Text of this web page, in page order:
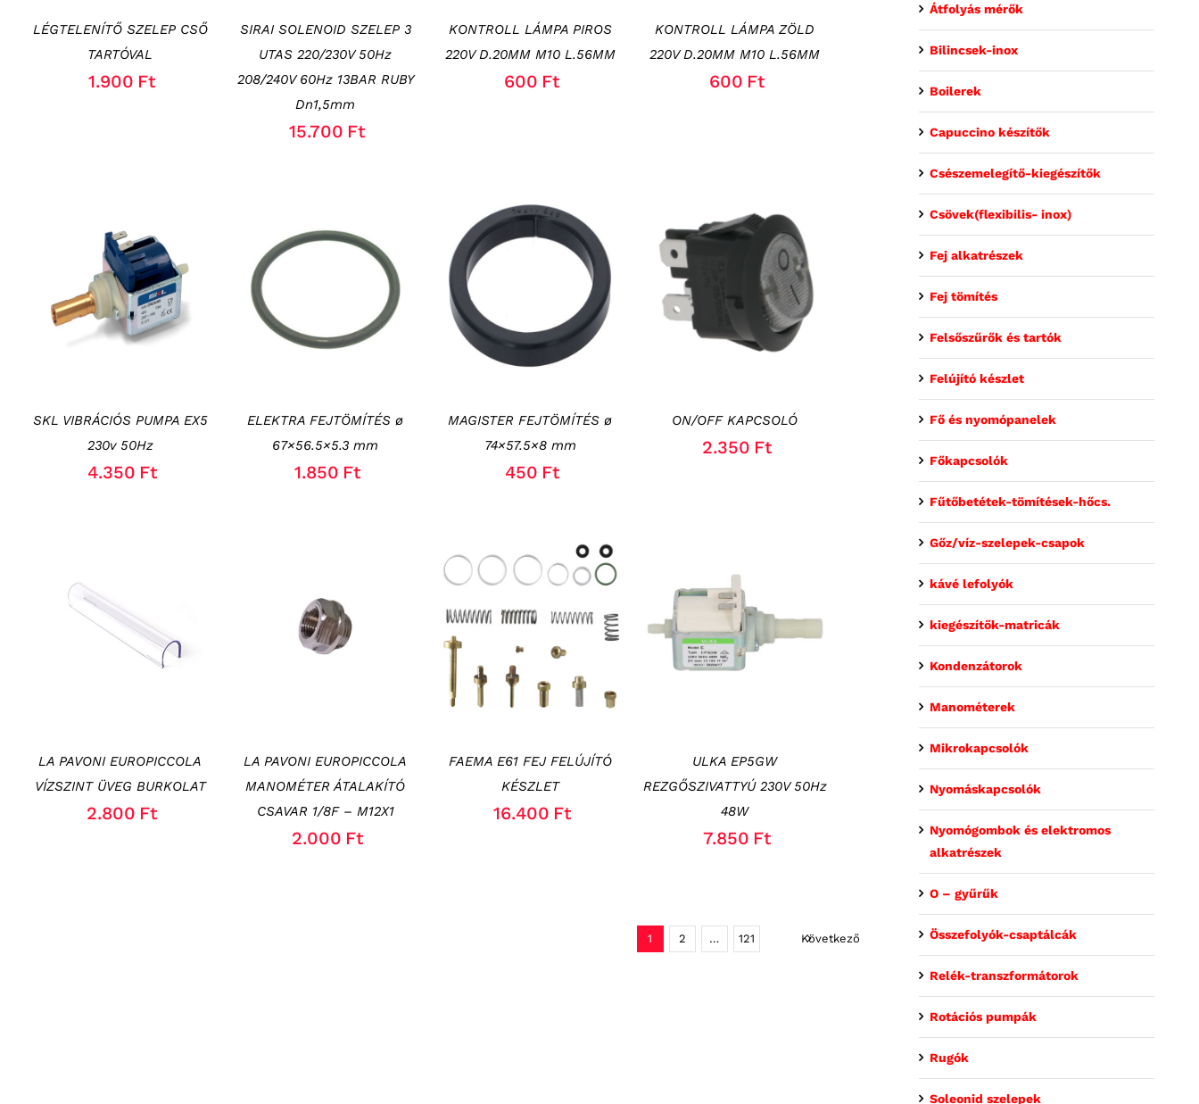
LÉGTELENÍTŐ SZELEP CSŐ
TARTÓVAL
1.900 Ft
SIRAI SOLENOID SZELEP 3
UTAS 220/230V 50Hz
208/240V 60Hz 13BAR RUBY
Dn1,5mm
15.700 Ft
KONTROLL LÁMPA PIROS
220V D.20MM M10 L.56MM
600 Ft
KONTROLL LÁMPA ZÖLD
220V D.20MM M10 L.56MM
600 Ft
KOSÁRBA TESZEM
/
RÉSZLETEK
SKL VIBRÁCIÓS PUMPA EX5
230v 50Hz
4.350 Ft
KOSÁRBA TESZEM
ELEKTRA FEJTÖMÍTÉS ø
67×56.5×5.3 mm
1.850 Ft
KOSÁRBA TESZEM
/
MAGISTER FEJTÖMÍTÉS ø
74×57.5×8 mm
450 Ft
KOSÁRBA TESZEM
/
RÉSZLETEK
ON/OFF KAPCSOLÓ
2.350 Ft
KOSÁRBA TESZEM
RÉSZLETEK
LA PAVONI EUROPICCOLA
VÍZSZINT ÜVEG BURKOLAT
2.800 Ft
KOSÁRBA TESZEM
RÉSZLETEK
LA PAVONI EUROPICCOLA
MANOMÉTER ÁTALAKÍTÓ
CSAVAR 1/8F – M12X1
2.000 Ft
KOSÁRBA TESZEM
/
FAEMA E61 FEJ FELÚJÍTÓ
KÉSZLET
16.400 Ft
KOSÁRBA TESZEM
/
RÉSZLETEK
ULKA EP5GW
REZGŐSZIVATTYÚ 230V 50Hz
48W
7.850 Ft
1 2 … 121 Következő
Átfolyás mérők
Bilincsek-inox
Boilerek
Capuccino készítők
Csészemelegítő-kiegészítők
Csövek(flexibilis- inox)
Fej alkatrészek
Fej tömítés
Felsőszűrők és tartók
Felújító készlet
Fő és nyomópanelek
Főkapcsolók
Fűtőbetétek-tömítések-hőcs.
Gőz/víz-szelepek-csapok
kávé lefolyók
kiegészítők-matricák
Kondenzátorok
Manométerek
Mikrokapcsolók
Nyomáskapcsolók
Nyomógombok és elektromos
alkatrészek
O – gyűrűk
Összefolyók-csaptálcák
Relék-transzformátorok
Rotációs pumpák
Rugók
Soleonid szelepek